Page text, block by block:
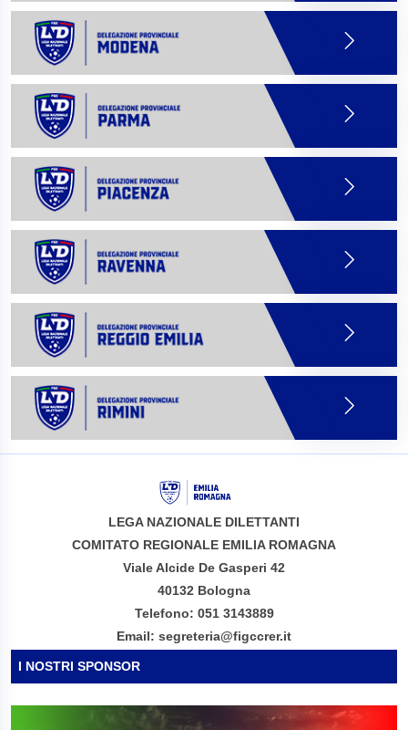
LEGA NAZIONALE DILETTANTI
COMITATO REGIONALE EMILIA ROMAGNA
Viale Alcide De Gasperi 42
40132 Bologna
Telefono: 051 3143889
Email: segreteria@figccrer.it
I NOSTRI SPONSOR